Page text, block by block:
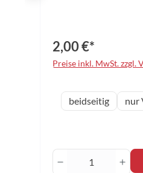
2,00 €*
Preise inkl. MwSt. zzgl.
Variante
beidseitig nur
Produkt